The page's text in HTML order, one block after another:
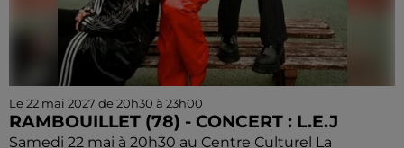
Le 22 mai 2027 de 20h30 à 23h00
RAMBOUILLET (78) - CONCERT : L.E.J
Samedi 22 mai à 20h30 au Centre Culturel La